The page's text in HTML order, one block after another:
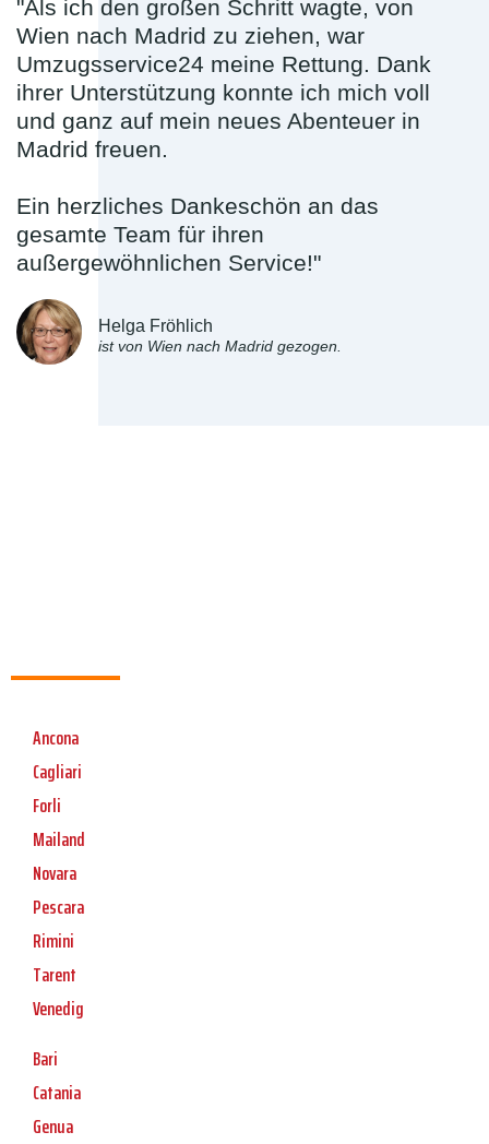
"Als ich den großen Schritt wagte, von
Wien nach Madrid zu ziehen, war
Umzugsservice24 meine Rettung. Dank
ihrer Unterstützung konnte ich mich voll
und ganz auf mein neues Abenteuer in
Madrid freuen.
Ein herzliches Dankeschön an das
gesamte Team für ihren
außergewöhnlichen Service!"
Helga Fröhlich
ist von Wien nach Madrid gezogen.
Ancona
Cagliari
Forli
Mailand
Novara
Pescara
Rimini
Tarent
Venedig
Bari
Catania
Genua